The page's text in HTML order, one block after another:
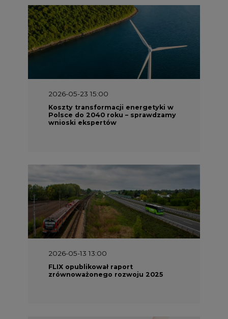
2026-05-23 15:00
Koszty transformacji energetyki w
Polsce do 2040 roku – sprawdzamy
wnioski ekspertów
2026-05-13 13:00
FLIX opublikował raport
zrównoważonego rozwoju 2025